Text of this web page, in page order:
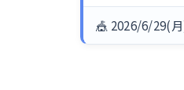
🎪 2026/6/29(